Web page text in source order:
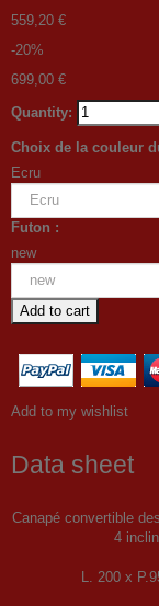
559,20 €
-20%
699,00 €
Quantity:
Choix de la couleur
Ecru
Futon :
new
Add to cart
Add to my wishlist
Data sheet
Canapé convertible
4
L. 200 x